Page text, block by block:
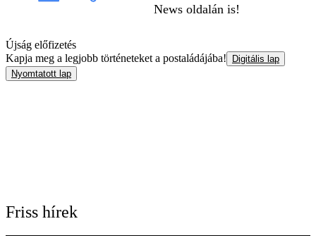
News oldalán is!
Újság előfizetés
Kapja meg a legjobb történeteket a postaládájába!
Digitális lap
Nyomtatott lap
Friss hírek